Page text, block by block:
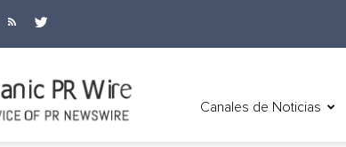
Canales de Noticias